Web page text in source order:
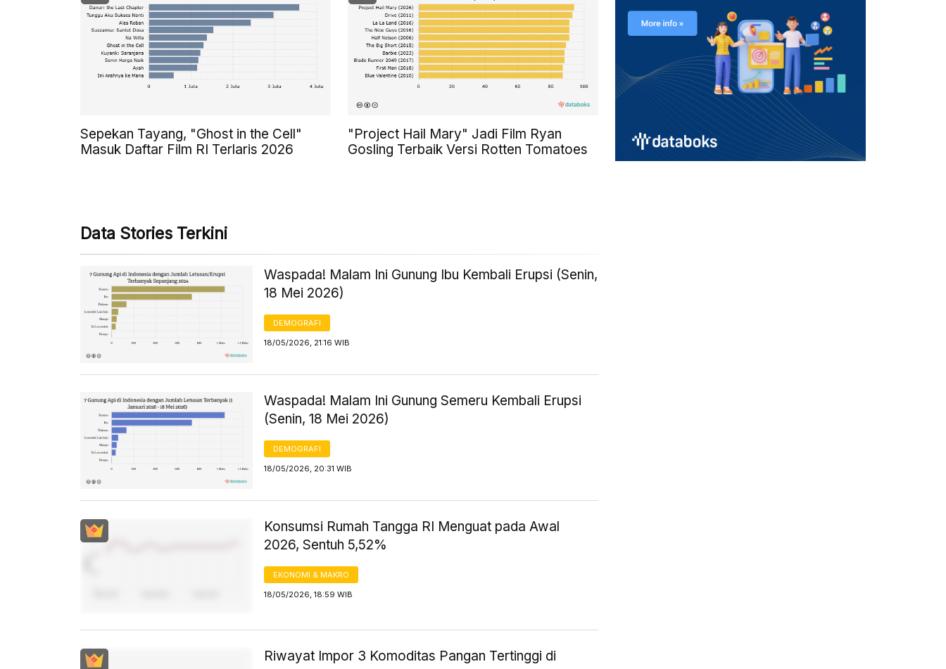
Sepekan Tayang, "Ghost in the Cell"
Masuk Daftar Film RI Terlaris 2026
"Project Hail Mary" Jadi Film Ryan
Gosling Terbaik Versi Rotten Tomatoes
Data Stories Terkini
Waspada! Malam Ini Gunung Ibu Kembali Erupsi (Senin,
18 Mei 2026)
DEMOGRAFI
18/05/2026, 21:16 WIB
Waspada! Malam Ini Gunung Semeru Kembali Erupsi
(Senin, 18 Mei 2026)
DEMOGRAFI
18/05/2026, 20:31 WIB
Konsumsi Rumah Tangga RI Menguat pada Awal
2026, Sentuh 5,52%
EKONOMI & MAKRO
18/05/2026, 18:59 WIB
Riwayat Impor 3 Komoditas Pangan Tertinggi di